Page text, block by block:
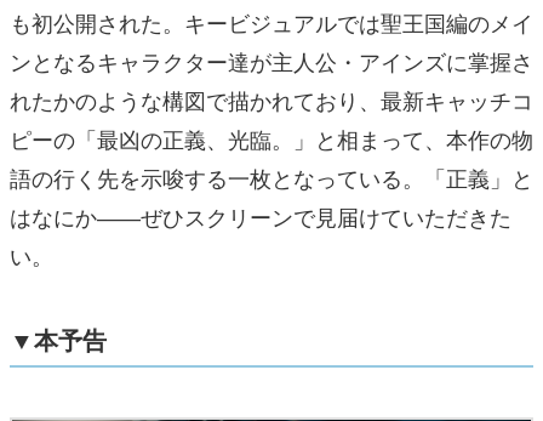
も初公開された。キービジュアルでは聖王国編のメイ
ンとなるキャラクター達が主人公・アインズに掌握さ
れたかのような構図で描かれており、最新キャッチコ
ピーの「最凶の正義、光臨。」と相まって、本作の物
語の行く先を示唆する一枚となっている。「正義」と
はなにか――ぜひスクリーンで見届けていただきた
い。
▼本予告